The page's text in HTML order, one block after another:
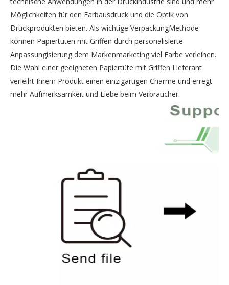
Möglichkeiten für den Farbausdruck und die Optik von
Druckprodukten bieten. Als wichtige VerpackungMethode
können Papiertüten mit Griffen durch personalisierte
Anpassungisierung dem Markenmarketing viel Farbe verleihen.
Die Wahl einer geeigneten Papiertüte mit Griffen Lieferant
verleiht Ihrem Produkt einen einzigartigen Charme und erregt
mehr Aufmerksamkeit und Liebe beim Verbraucher.